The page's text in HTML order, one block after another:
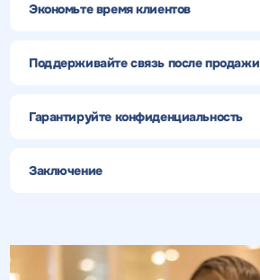
Экономьте время клиентов
Поддерживайте связь после продажи
Гарантируйте конфиденциальность
Заключение